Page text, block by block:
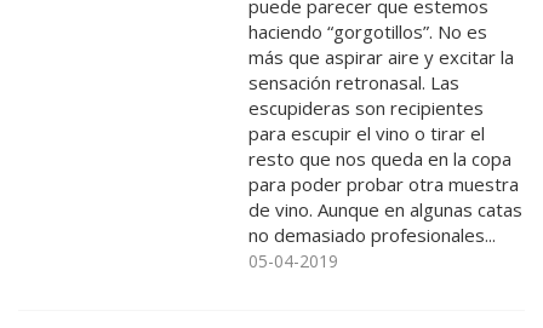
puede parecer que estemos
haciendo “gorgotillos”. No es
más que aspirar aire y excitar la
sensación retronasal. Las
escupideras son recipientes
para escupir el vino o tirar el
resto que nos queda en la copa
para poder probar otra muestra
de vino. Aunque en algunas catas
no demasiado profesionales...
05-04-2019